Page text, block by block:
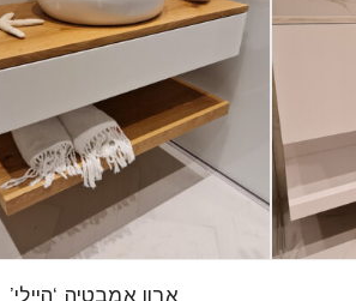
ארון אמבטיה ‘היילי’